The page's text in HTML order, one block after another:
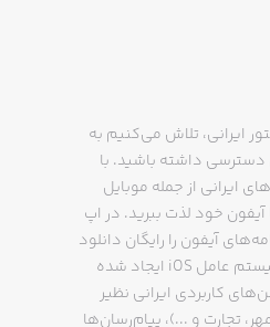
ایرانی، تلاش می‌کنیم به
دسترسی داشته باشید. با
ایرانی از جمله موبایل
آیفون خود لذت ببرید. در اپ
آیفون را رایگان دانلود
کنید و از مشکلاتی که برای کاربران ایرانی سیستم عامل iOS ایجاد شده
کاربردی ایرانی نظیر
تجارت و ...)، پیام‌رسان‌ها